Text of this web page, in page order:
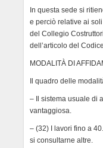
In questa sede si
e perciò relative ai
del Collegio
dell’articolo del
MODALITÀ DI
Il quadro delle
– Il sistema usuale di
vantaggiosa.
– (32) I lavori fino a
si consultarne altre.